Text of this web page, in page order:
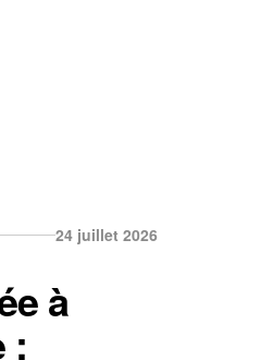
24 juillet 2026
à
: